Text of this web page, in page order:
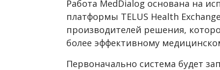
Работа MedDialog основана на
платформы TELUS Health
производителей решения,
более эффективному
Первоначально система будет